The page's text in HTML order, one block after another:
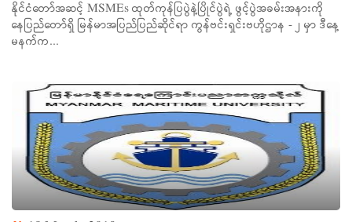
နိုင်ငံတော်အဆင့် MSMEs ထုတ်ကုန်ပြပွဲနဲ့ပြိုင်ပွဲရဲ့ ဖွင့်ပွဲအခမ်းအနားကို
နေပြည်တော်ရှိ မြန်မာအပြည်ပြည်ဆိုင်ရာ ကွန်ဗင်းရှင်းဗဟိုဌာန - ၂ မှာ ဒီနေ့
မနက်က...